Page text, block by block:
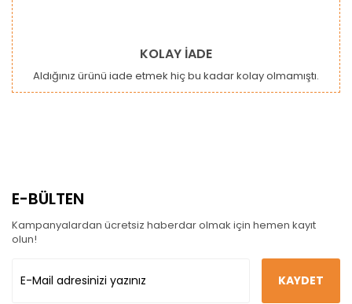
KOLAY İADE
Aldığınız ürünü iade etmek hiç bu kadar kolay olmamıştı.
E-BÜLTEN
Kampanyalardan ücretsiz haberdar olmak için hemen kayıt
olun!
KAYDET